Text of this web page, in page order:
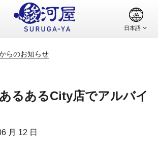
らのお知らせ
るあるCity店でアルバイ
月 12 日